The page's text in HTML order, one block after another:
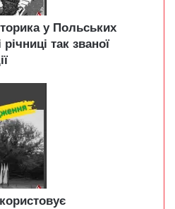
у Польських
так званої